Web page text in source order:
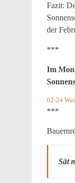
Fazit:
der
***
Im
02-24
***
Sät